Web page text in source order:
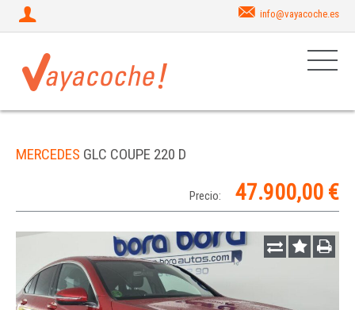
info@vayacoche.es
MERCEDES GLC COUPE 220 D
Precio: 47.900,00 €